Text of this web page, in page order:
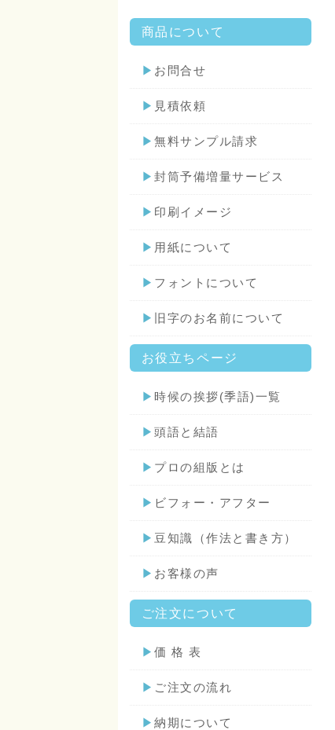
商品について
▶ お問合せ
▶ 見積依頼
▶ 無料サンプル請求
▶ 封筒予備増量サービス
▶ 印刷イメージ
▶ 用紙について
▶ フォントについて
▶ 旧字のお名前について
お役立ちページ
▶ 時候の挨拶(季語)一覧
▶ 頭語と結語
▶ プロの組版とは
▶ ビフォー・アフター
▶ 豆知識（作法と書き方）
▶ お客様の声
ご注文について
▶ 価 格 表
▶ ご注文の流れ
▶ 納期について